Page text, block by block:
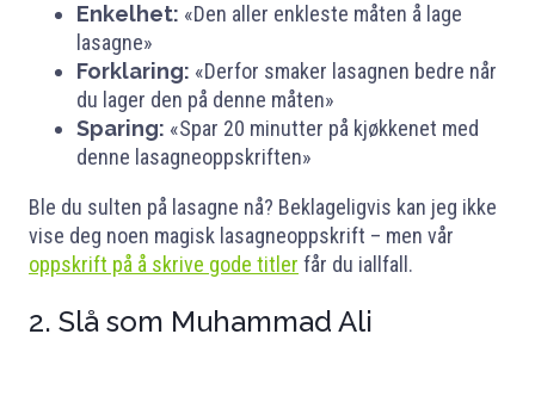
Enkelhet: «Den aller enkleste måten å lage
lasagne»
Forklaring: «Derfor smaker lasagnen bedre når
du lager den på denne måten»
Sparing: «Spar 20 minutter på kjøkkenet med
denne lasagneoppskriften»
Ble du sulten på lasagne nå? Beklageligvis kan jeg ikke
vise deg noen magisk lasagneoppskrift – men vår
oppskrift på å skrive gode titler får du iallfall.
2. Slå som Muhammad Ali